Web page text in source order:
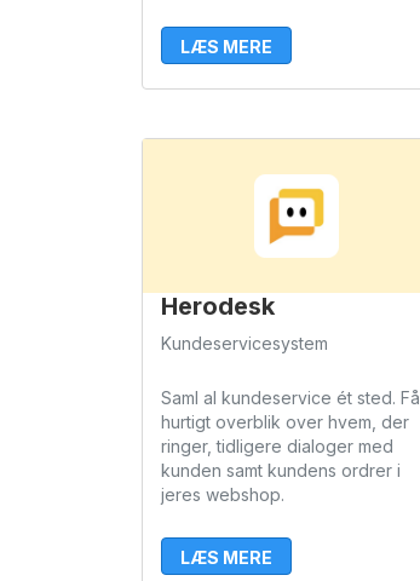
LÆS MERE
Herodesk
Kundeservicesystem
Saml al kundeservice ét sted. Få
hurtigt overblik over hvem, der
ringer, tidligere dialoger med
kunden samt kundens ordrer i
jeres webshop.
LÆS MERE